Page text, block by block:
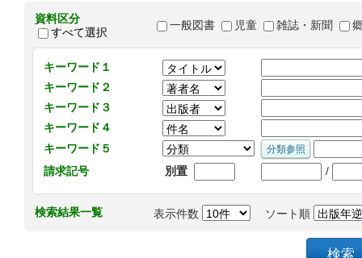
資料区分
すべて選択
一般図書 児童 雑誌・新聞
キーワード１
キーワード２
キーワード３
キーワード４
キーワード５
請求記号
別置 /
検索結果一覧 表示件数 ソート順